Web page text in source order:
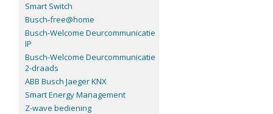
Smart Switch
Busch-free@home
Busch-Welcome Deurcommunicatie
IP
Busch-Welcome Deurcommunicatie
2-draads
ABB Busch Jaeger KNX
Smart Energy Management
Z-wave bediening